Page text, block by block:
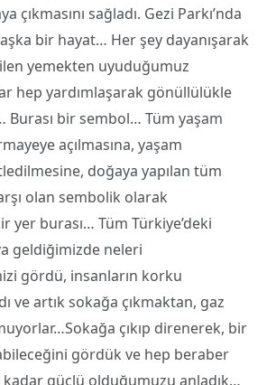
çıkmasını sağladı. Gezi Parkı’nda
bir hayat… Her şey dayanışarak
yemekten uyuduğumuz
hep yardımlaşarak gönüllülükle
Burası bir sembol… Tüm yaşam
açılmasına, yaşam
doğaya yapılan tüm
olan sembolik olarak
yer burası… Tüm Türkiye’deki
geldiğimizde neleri
gördü, insanların korku
ve artık sokağa çıkmaktan, gaz
çıkıp direnerek, bir
gördük ve hep beraber
güçlü olduğumuzu anladık…